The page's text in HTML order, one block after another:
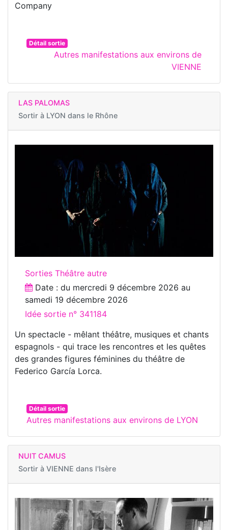
Company
Détail sortie
Autres manifestations aux environs de
VIENNE
LAS PALOMAS
Sortir à LYON dans le Rhône
Sorties Théâtre autre
Date : du mercredi 9 décembre 2026 au
samedi 19 décembre 2026
Idée sortie n° 341184
Un spectacle - mêlant théâtre, musiques et chants
espagnols - qui trace les rencontres et les quêtes
des grandes figures féminines du théâtre de
Federico García Lorca.
Détail sortie
Autres manifestations aux environs de LYON
NUIT CAMUS
Sortir à VIENNE dans l'Isère